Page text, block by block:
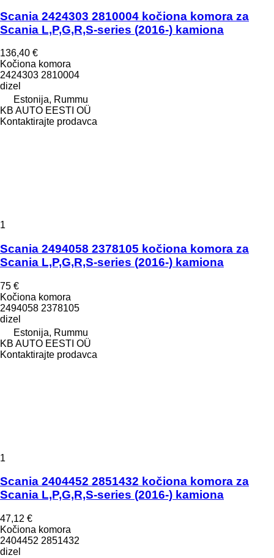
Scania 2424303 2810004 kočiona komora za
Scania L,P,G,R,S-series (2016-) kamiona
136,40 €
Kočiona komora
2424303 2810004
dizel
Estonija, Rummu
KB AUTO EESTI OÜ
Kontaktirajte prodavca
1
Scania 2494058 2378105 kočiona komora za
Scania L,P,G,R,S-series (2016-) kamiona
75 €
Kočiona komora
2494058 2378105
dizel
Estonija, Rummu
KB AUTO EESTI OÜ
Kontaktirajte prodavca
1
Scania 2404452 2851432 kočiona komora za
Scania L,P,G,R,S-series (2016-) kamiona
47,12 €
Kočiona komora
2404452 2851432
dizel